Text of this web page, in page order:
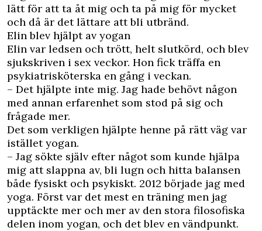
lätt för att ta åt mig och ta på mig för mycket
och då är det lättare att bli utbränd.
Elin blev hjälpt av yogan
Elin var ledsen och trött, helt slutkörd, och blev
sjukskriven i sex veckor. Hon fick träffa en
psykiatrisköterska en gång i veckan.
– Det hjälpte inte mig. Jag hade behövt någon
med annan erfarenhet som stod på sig och
frågade mer.
Det som verkligen hjälpte henne på rätt väg var
istället yogan.
– Jag sökte själv efter något som kunde hjälpa
mig att slappna av, bli lugn och hitta balansen
både fysiskt och psykiskt. 2012 började jag med
yoga. Först var det mest en träning men jag
upptäckte mer och mer av den stora filosofiska
delen inom yogan, och det blev en vändpunkt.